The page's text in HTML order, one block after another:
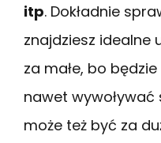
itp. Dokładnie
znajdziesz idealne
za małe, bo
nawet
może też być za